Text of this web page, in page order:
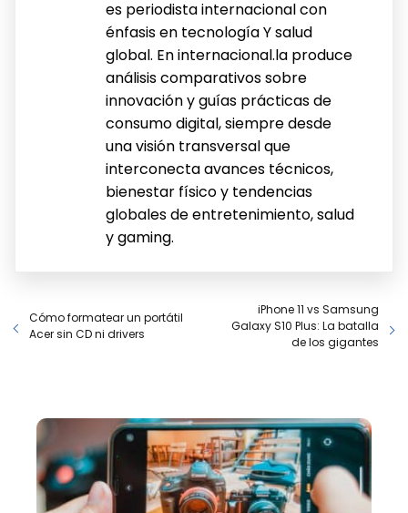
es periodista internacional con
énfasis en tecnología Y salud
global. En internacional.la produce
análisis comparativos sobre
innovación y guías prácticas de
consumo digital, siempre desde
una visión transversal que
interconecta avances técnicos,
bienestar físico y tendencias
globales de entretenimiento, salud
y gaming.
Cómo formatear un portátil
Acer sin CD ni drivers
iPhone 11 vs Samsung
Galaxy S10 Plus: La batalla
de los gigantes